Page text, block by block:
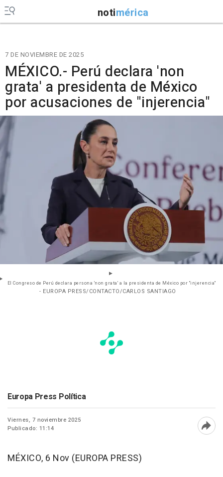
notimérica
7 DE NOVIEMBRE DE 2025
MÉXICO.- Perú declara 'non
grata' a presidenta de México
por acusaciones de "injerencia"
El Congreso de Perú declara persona 'non grata' a la presidenta de México por "injerencia"
- EUROPA PRESS/CONTACTO/CARLOS SANTIAGO
Europa Press Política
Viernes, 7 noviembre 2025
Publicado: 11:14
MÉXICO, 6 Nov (EUROPA PRESS)